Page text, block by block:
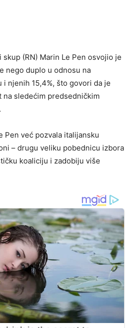
(RN) Marin Le Pen osvojio je
nego duplo u odnosu na
i njenih 15,4%, što govori da je
sledećim predsedničkim
Pen već pozvala italijansku
– drugu veliku pobednicu izbora
koaliciju i zadobiju više